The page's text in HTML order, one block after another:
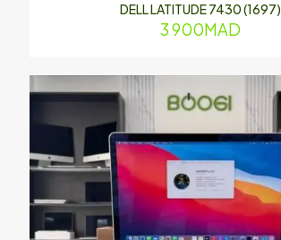
DELL LATITUDE 7430 (1697)
3 900MAD